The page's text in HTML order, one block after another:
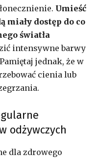
Umieść
miały dostęp do co
światła
intensywne barwy
jednak, że w
cienia lub
odżywczych
dla zdrowego